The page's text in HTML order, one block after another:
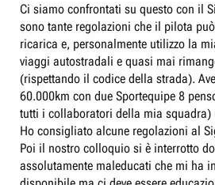
Ci siamo confrontati su questo con il
sono tante regolazioni che il pilota
ricarica e, personalmente utilizzo la
viaggi autostradali e quasi mai
(rispettando il codice della strada).
60.000km con due Sportequipe 8
tutti i collaboratori della mia squadra)
Ho consigliato alcune regolazioni al
Poi il nostro colloquio si è interrotto
assolutamente maleducati che mi ha